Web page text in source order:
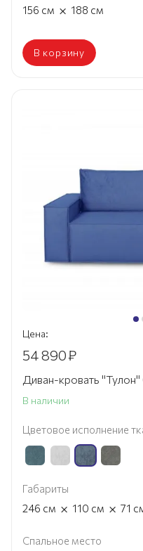
156 см × 188 см
В корзину
Цена:
54 890₽
Диван-кровать
В наличии
Цветовое исполнение
Габариты
246 см × 110 см × 71
Спальное место